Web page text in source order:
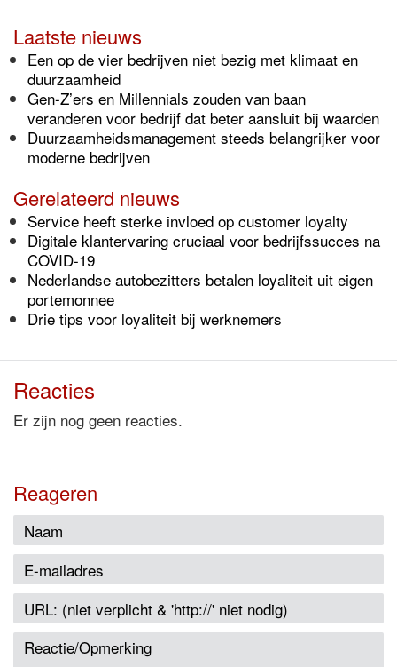
Laatste nieuws
Een op de vier bedrijven niet bezig met klimaat en
duurzaamheid
Gen-Z’ers en Millennials zouden van baan
veranderen voor bedrijf dat beter aansluit bij waarden
Duurzaamheidsmanagement steeds belangrijker voor
moderne bedrijven
Gerelateerd nieuws
Service heeft sterke invloed op customer loyalty
Digitale klantervaring cruciaal voor bedrijfssucces na
COVID-19
Nederlandse autobezitters betalen loyaliteit uit eigen
portemonnee
Drie tips voor loyaliteit bij werknemers
Reacties
Er zijn nog geen reacties.
Reageren